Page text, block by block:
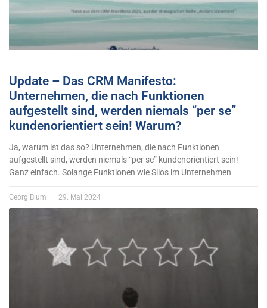
Update – Das CRM Manifesto:
Unternehmen, die nach Funktionen
aufgestellt sind, werden niemals “per se”
kundenorientiert sein! Warum?
Ja, warum ist das so? Unternehmen, die nach Funktionen
aufgestellt sind, werden niemals “per se” kundenorientiert sein!
Ganz einfach. Solange Funktionen wie Silos im Unternehmen
Georg Blum 29. Mai 2024